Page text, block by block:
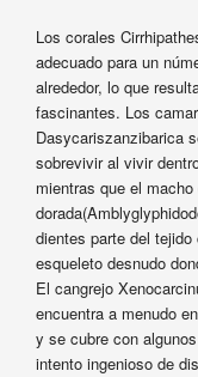
Los corales
adecuado para un
alrededor, lo que
fascinantes. Los
Dasycariszanzibarica
sobrevivir al vivir
mientras que el
dientes parte del
esqueleto desnudo
El cangrejo
encuentra a menudo
y se cubre con
intento ingenioso de